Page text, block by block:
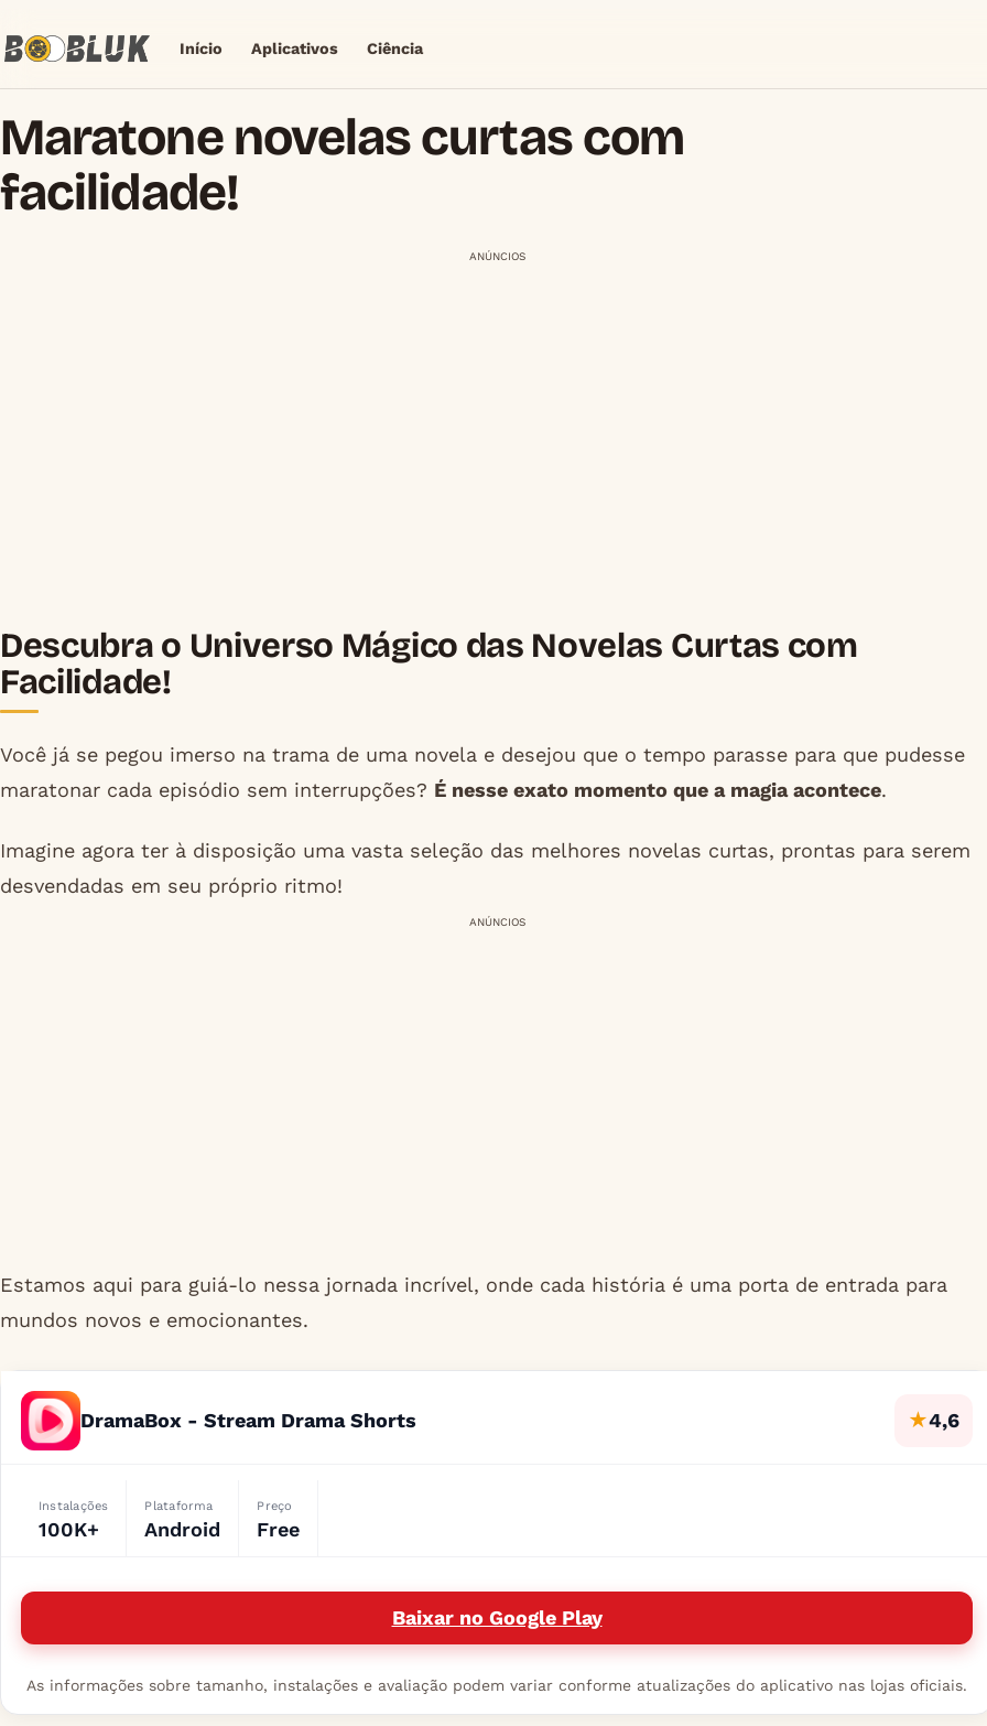
Início Aplicativos Ciência
Maratone novelas curtas com
facilidade!
ANÚNCIOS
Descubra o Universo Mágico das Novelas Curtas com
Facilidade!
Você já se pegou imerso na trama de uma novela e desejou que o tempo parasse para que pudesse
maratonar cada episódio sem interrupções? É nesse exato momento que a magia acontece.
Imagine agora ter à disposição uma vasta seleção das melhores novelas curtas, prontas para serem
desvendadas em seu próprio ritmo!
ANÚNCIOS
Estamos aqui para guiá-lo nessa jornada incrível, onde cada história é uma porta de entrada para
mundos novos e emocionantes.
DramaBox - Stream Drama Shorts ★4,6
Instalações
100K+
Plataforma
Android
Preço
Free
Baixar no Google Play
As informações sobre tamanho, instalações e avaliação podem variar conforme atualizações do aplicativo nas lojas oficiais.